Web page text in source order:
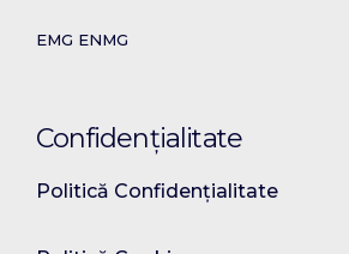
EMG ENMG
Confidențialitate
Politică Confidențialitate